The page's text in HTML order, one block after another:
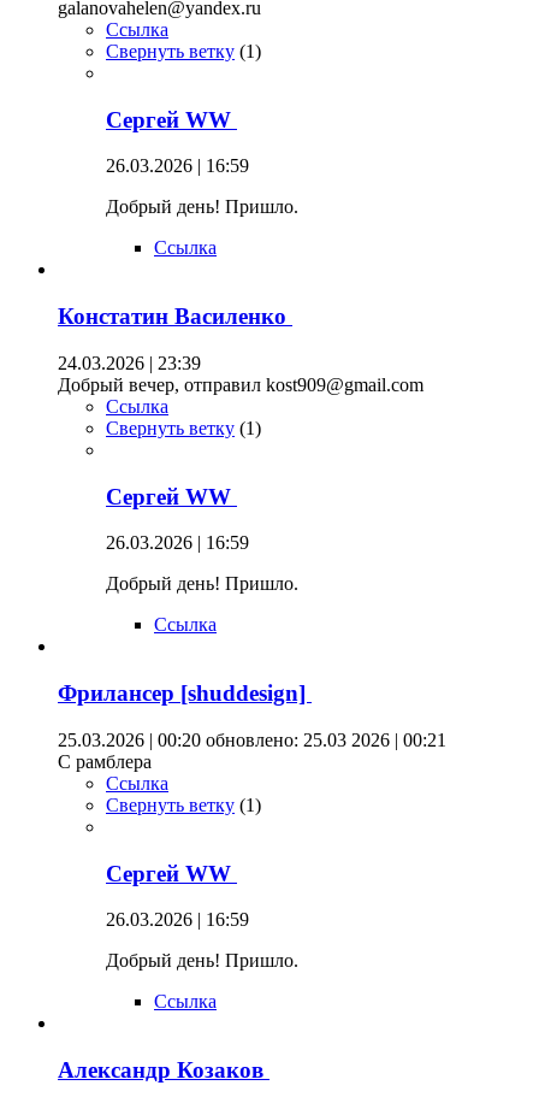
galanovahelen@yandex.ru
Ссылка
Свернуть ветку (1)
Сергей WW
26.03.2026 | 16:59
Добрый день! Пришло.
Ссылка
Констатин Василенко
24.03.2026 | 23:39
Добрый вечер, отправил kost909@gmail.com
Ссылка
Свернуть ветку (1)
Сергей WW
26.03.2026 | 16:59
Добрый день! Пришло.
Ссылка
Фрилансер [shuddesign]
25.03.2026 | 00:20 обновлено: 25.03 2026 | 00:21
С рамблера
Ссылка
Свернуть ветку (1)
Сергей WW
26.03.2026 | 16:59
Добрый день! Пришло.
Ссылка
Александр Козаков